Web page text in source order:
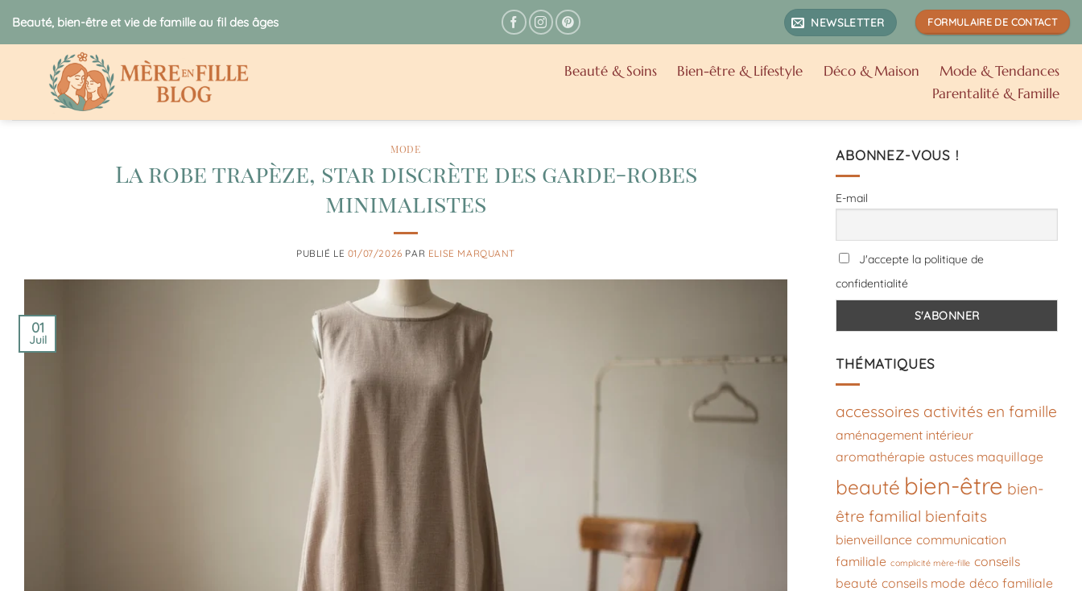
au
Beauté, bien-être et vie de famille au fil des âges NEWSLETTER FORMULAIRE DE CONTACT
Beauté & Soins Bien-être & Lifestyle Déco & Maison
Mode & Tendances
Parentalité & Famille
MODE
La robe trapèze, star discrète des garde-robes
minimalistes
PUBLIÉ LE 01/07/2026 PAR ELISE MARQUANT
01
Juil
ABONNEZ-VOUS !
E-mail
J'accepte la politique de
confidentialité
THÉMATIQUES
accessoires activités en famille
aménagement intérieur
aromathérapie astuces maquillage
beauté bien-être bien-
être familial bienfaits
bienveillance communication
familiale complicité mère-fille conseils
beauté conseils mode déco familiale